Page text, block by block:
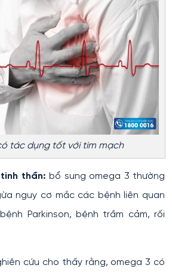
tác dụng tốt với tim mạch
thần: bổ sung omega 3 thường
nguy cơ mắc các bệnh liên quan
Parkinson, bệnh trầm cảm, rối
cứu cho thấy rằng, omega 3 có